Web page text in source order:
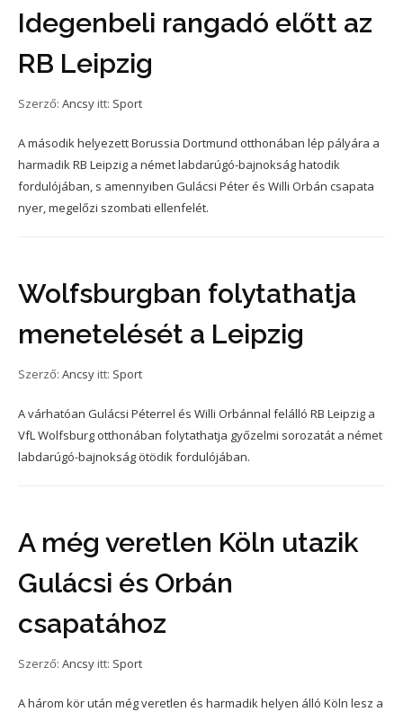
Idegenbeli rangadó előtt az
RB Leipzig
Szerző: Ancsy itt: Sport
A második helyezett Borussia Dortmund otthonában lép pályára a
harmadik RB Leipzig a német labdarúgó-bajnokság hatodik
fordulójában, s amennyiben Gulácsi Péter és Willi Orbán csapata
nyer, megelőzi szombati ellenfelét.
Wolfsburgban folytathatja
menetelését a Leipzig
Szerző: Ancsy itt: Sport
A várhatóan Gulácsi Péterrel és Willi Orbánnal felálló RB Leipzig a
VfL Wolfsburg otthonában folytathatja győzelmi sorozatát a német
labdarúgó-bajnokság ötödik fordulójában.
A még veretlen Köln utazik
Gulácsi és Orbán
csapatához
Szerző: Ancsy itt: Sport
A három kör után még veretlen és harmadik helyen álló Köln lesz a